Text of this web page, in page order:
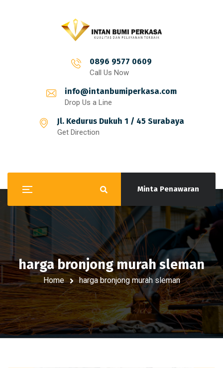
0896 9577 0609
Call Us Now
info@intanbumiperkasa.com
Drop Us a Line
Jl. Kedurus Dukuh 1 / 45 Surabaya
Get Direction
Minta Penawaran
harga bronjong murah sleman
Home harga bronjong murah sleman